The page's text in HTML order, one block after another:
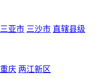
三亚市 三沙市 直辖县级
重庆 两江新区